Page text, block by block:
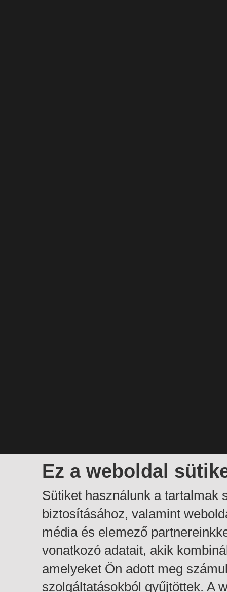
Ez a weboldal
Sütiket használunk a tartalmak
biztosításához, valamint
média és elemező
vonatkozó adatait, akik
amelyeket Ön adott meg
szolgáltatásokból gyűjtöttek. A